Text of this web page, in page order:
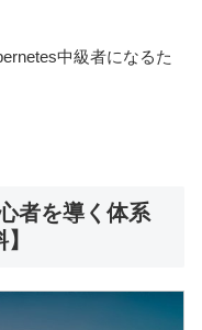
中級者になるた
者を導く体系